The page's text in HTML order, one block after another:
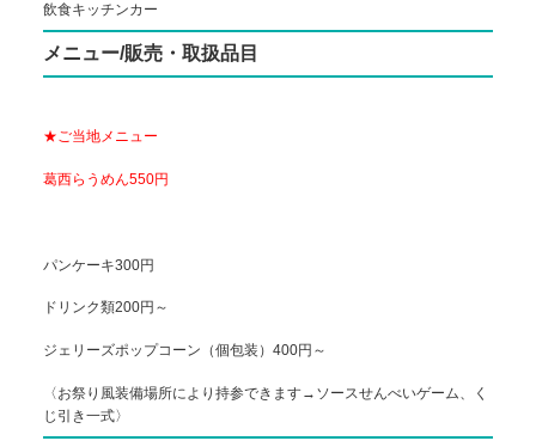
飲食キッチンカー
メニュー/販売・取扱品目
★ご当地メニュー
葛西らうめん550円
パンケーキ300円
ドリンク類200円～
ジェリーズポップコーン（個包装）400円～
〈お祭り風装備場所により持参できます→ソースせんべいゲーム、く
じ引き一式〉